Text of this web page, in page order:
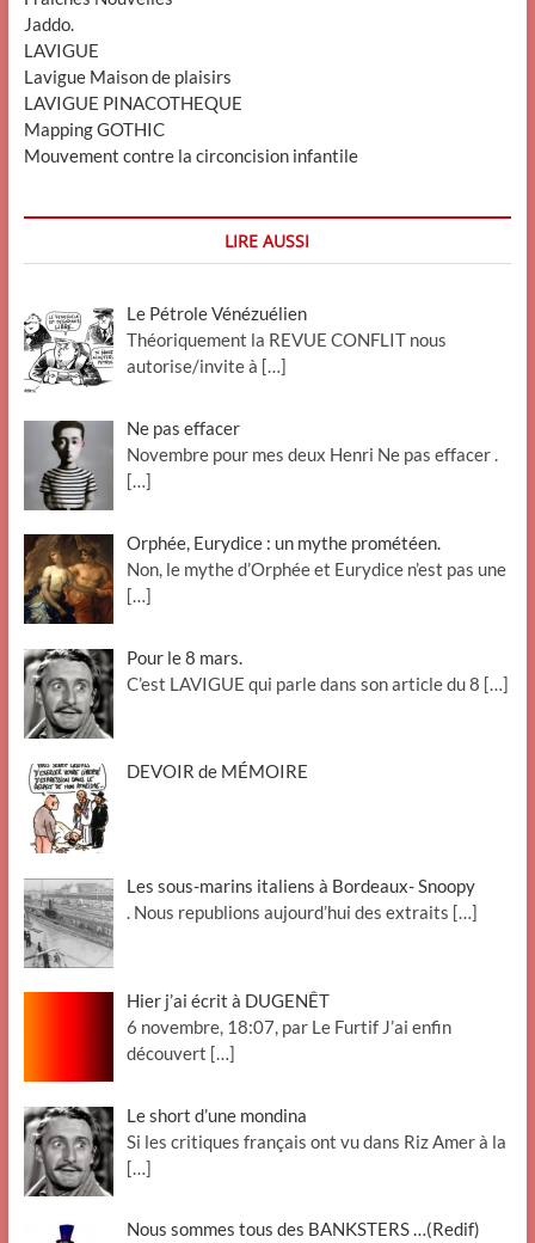
Jaddo.
LAVIGUE
Lavigue Maison de plaisirs
LAVIGUE PINACOTHEQUE
Mapping GOTHIC
Mouvement contre la circoncision infantile
LIRE AUSSI
Le Pétrole Vénézuélien
Théoriquement la REVUE CONFLIT nous
autorise/invite à […]
Ne pas effacer
Novembre pour mes deux Henri Ne pas effacer .
[…]
Orphée, Eurydice : un mythe prométéen.
Non, le mythe d’Orphée et Eurydice n’est pas une
[…]
Pour le 8 mars.
C’est LAVIGUE qui parle dans son article du 8 […]
DEVOIR de MÉMOIRE
Les sous-marins italiens à Bordeaux- Snoopy
. Nous republions aujourd’hui des extraits […]
Hier j’ai écrit à DUGENÊT
6 novembre, 18:07, par Le Furtif J’ai enfin
découvert […]
Le short d’une mondina
Si les critiques français ont vu dans Riz Amer à la
[…]
Nous sommes tous des BANKSTERS …(Redif)